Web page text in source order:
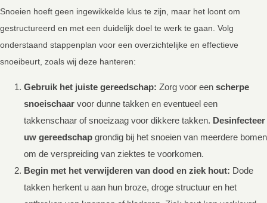
Snoeien hoeft geen ingewikkelde klus te zijn, maar het loont om
gestructureerd en met een duidelijk doel te werk te gaan. Volg
onderstaand stappenplan voor een overzichtelijke en effectieve
snoeibeurt, zoals wij deze hanteren:
Gebruik het juiste gereedschap: Zorg voor een scherpe
snoeischaar voor dunne takken en eventueel een
takkenschaar of snoeizaag voor dikkere takken. Desinfecteer
uw gereedschap grondig bij het snoeien van meerdere bomen
om de verspreiding van ziektes te voorkomen.
Begin met het verwijderen van dood en ziek hout: Dode
takken herkent u aan hun broze, droge structuur en het